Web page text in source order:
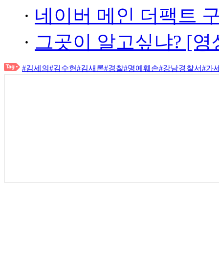
· 네이버 메인 더팩트
· 그곳이 알고싶냐? [
#김세의 #김수현#김새론#경찰#명예훼손#강남경찰서#가